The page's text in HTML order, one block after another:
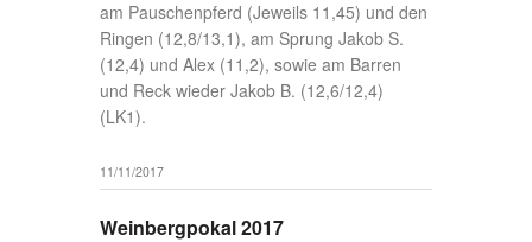
am Pauschenpferd (Jeweils 11,45) und den
Ringen (12,8/13,1), am Sprung Jakob S.
(12,4) und Alex (11,2), sowie am Barren
und Reck wieder Jakob B. (12,6/12,4)
(LK1).
11/11/2017
Weinbergpokal 2017